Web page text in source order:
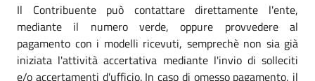
Il Contribuente può contattare direttamente l'ente,
mediante il numero verde, oppure provvedere al
pagamento con i modelli ricevuti, semprechè non sia già
iniziata l'attività accertativa mediante l'invio di solleciti
e/o accertamenti d'ufficio. In caso di omesso pagamento, il